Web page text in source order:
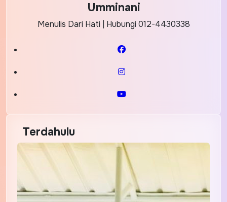
Umminani
Menulis Dari Hati | Hubungi 012-4430338
Terdahulu